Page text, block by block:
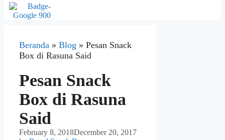
Beranda » Blog » Pesan Snack
Box di Rasuna Said
Pesan Snack
Box di Rasuna
Said
February 8, 2018December 20, 2017